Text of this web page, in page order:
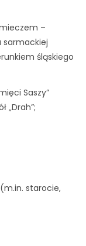
–
sarmackiej
śląskiego
Saszy”
„Drah”;
starocie,